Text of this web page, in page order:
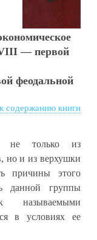
— первой
феодальной
содержанию книги
не только из
но и из верхушки
причины этого
данной группы
называемыми
в условиях ее